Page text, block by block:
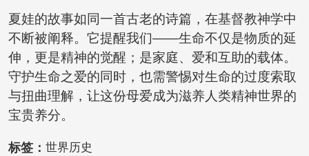
夏娃的故事如同一首古老的诗篇，在基督教神学中
不断被阐释。它提醒我们——生命不仅是物质的延
伸，更是精神的觉醒；是家庭、爱和互助的载体。
守护生命之爱的同时，也需警惕对生命的过度索取
与扭曲理解，让这份母爱成为滋养人类精神世界的
宝贵养分。
标签： 世界历史